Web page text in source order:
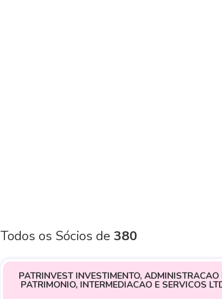
Todos os Sócios de 380
PATRINVEST INVESTIMENTO, ADMINISTRACAO
PATRIMONIO, INTERMEDIACAO E SERVICOS